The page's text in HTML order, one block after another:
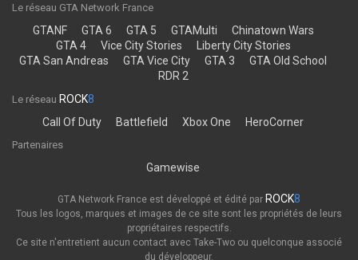
Le réseau GTA Network France
GTANF GTA 6 GTA 5 GTAMulti
Chinatown Wars
GTA 4
Vice City Stories
Liberty City Stories
GTA San Andreas
GTA Vice City GTA 3
GTA Old School
RDR 2
Le réseau ROCK8
Call Of Duty
Battlefield Xbox One HeroCorner
Partenaires
Gamewise
GTA Network France est développé et édité par ROCK8
Tous les logos, marques et images de ce site sont les propriétés de leurs
propriétaires respectifs.
Ce site n'entretient aucun contact avec Take-Two ou quelconque associé
du développeur.